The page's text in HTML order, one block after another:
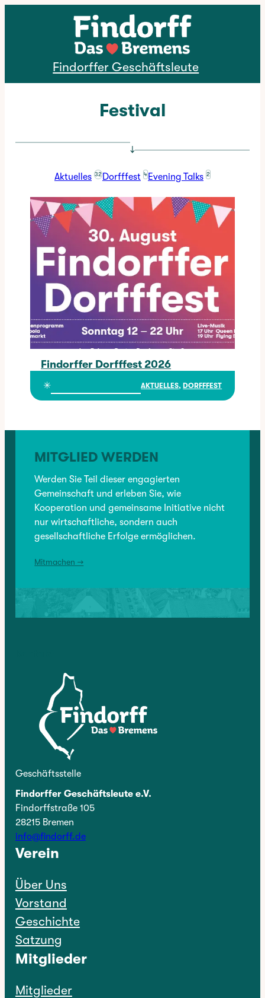
Direkt zum Inhalt
Findorffer Geschäftsleute
Festival
↓
Aktuelles 32 Dorfffest 4 Evening Talks 2
Findorffer Dorfffest 2026
Findorffer Dorfffest 2026
✳︎
AKTUELLES, DORFFFEST
MITGLIED WERDEN
Werden Sie Teil dieser engagierten
Gemeinschaft und erleben Sie, wie
Kooperation und gemeinsame Initiative nicht
nur wirtschaftliche, sondern auch
gesellschaftliche Erfolge ermöglichen.
Mitmachen →
Geschäftsstelle
Findorffer Geschäftsleute e.V.
Findorffstraße 105
28215 Bremen
info@findorff.de
Verein
Über Uns
Vorstand
Geschichte
Satzung
Mitglieder
Mitglieder